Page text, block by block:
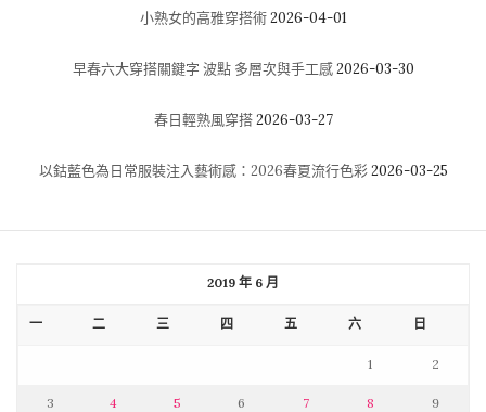
小熟女的高雅穿搭術 2026-04-01
早春六大穿搭關鍵字 波點 多層次與手工感 2026-03-30
春日輕熟風穿搭 2026-03-27
以鈷藍色為日常服裝注入藝術感：2026春夏流行色彩 2026-03-25
2019 年 6 月
一 二 三 四 五 六 日
1 2
3 4 5 6 7 8 9